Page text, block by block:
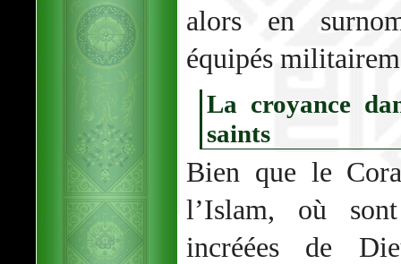
alors en
équipés
La croyance
saints
Bien que le
l’Islam, où
incréées de